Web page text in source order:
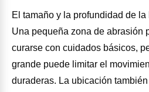
El tamaño y la profundidad de
Una pequeña zona de abrasión
curarse con cuidados básicos,
grande puede limitar el
duraderas. La ubicación